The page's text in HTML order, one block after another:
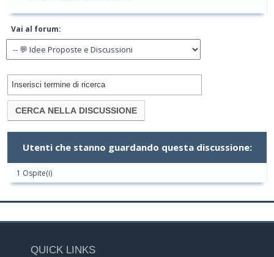
Vai al forum:
Utenti che stanno guardando questa discussione:
1 Ospite(i)
QUICK LINKS